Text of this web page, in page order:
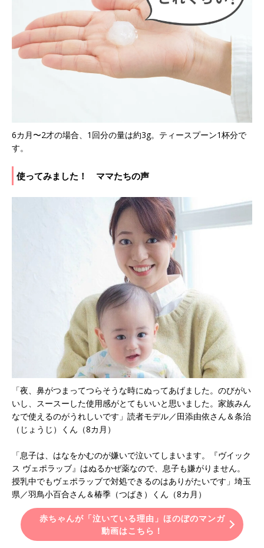
6カ月〜2才の場合、1回分の量は約3g。ティースプーン1杯分で
す。
使ってみました！ ママたちの声
「夜、鼻がつまってつらそうな時にぬってあげました。のびがい
いし、スースーした使用感がとてもいいと思いました。家族みん
なで使えるのがうれしいです」読者モデル／田添由依さん＆条治
（じょうじ）くん（8カ月）
「息子は、はなをかむのが嫌いで泣いてしまいます。『ヴイック
ス ヴェポラッブ』はぬるかぜ薬なので、息子も嫌がりません。
授乳中でもヴェポラッブで対処できるのはありがたいです」埼玉
県／羽鳥小百合さん＆椿季（つばき）くん（8カ月）
赤ちゃんが「泣いている理由」ほのぼのマンガ
動画はこちら！